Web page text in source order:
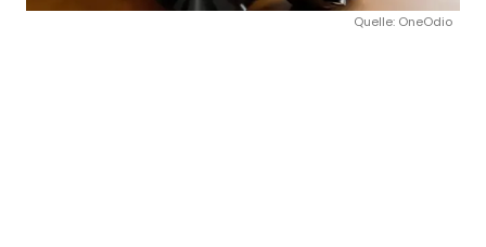
Quelle: OneOdio